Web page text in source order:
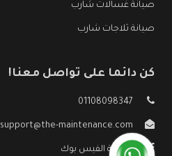
صيانة غسالات شارب
صيانة ثلاجات شارب
كن دائما على تواصل معنا!
01108098347
support@the-maintenance.com
صفحة الفيس بوك